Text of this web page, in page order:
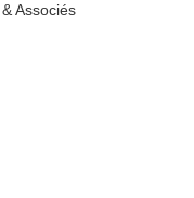
Associés